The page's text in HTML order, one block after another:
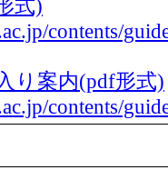
式)
contents/
り案内(pdf形式)
contents/